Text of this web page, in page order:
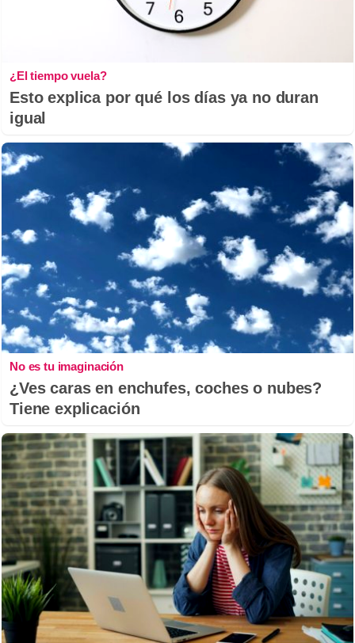
¿El tiempo vuela?
Esto explica por qué los días ya no duran
igual
No es tu imaginación
¿Ves caras en enchufes, coches o nubes?
Tiene explicación